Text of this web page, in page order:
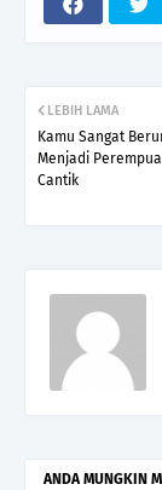
LEBIH LAMA
Kamu Sangat
Menjadi
Cantik
ANDA MUNGKIN